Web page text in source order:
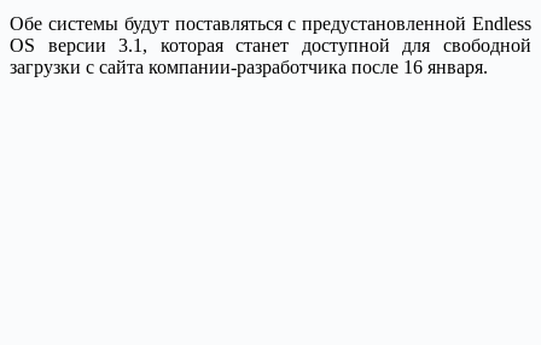
Обе системы будут поставляться с предустановленной Endless
OS версии 3.1, которая станет доступной для свободной
загрузки с сайта компании-разработчика после 16 января.